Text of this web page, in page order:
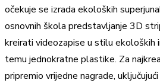
očekuje se izrada ekoloških
osnovnih škola predstavljanje 3D
kreirati videozapise u stilu ekoloških
temu jednokratne plastike. Za
pripremio vrijedne nagrade,